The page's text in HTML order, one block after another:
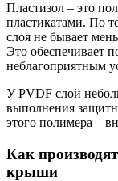
Пластизол – это
пластикатами. По
слоя не бывает
Это обеспечивает
неблагоприятным
У PVDF слой
выполнения
этого полимера –
Как
крыши